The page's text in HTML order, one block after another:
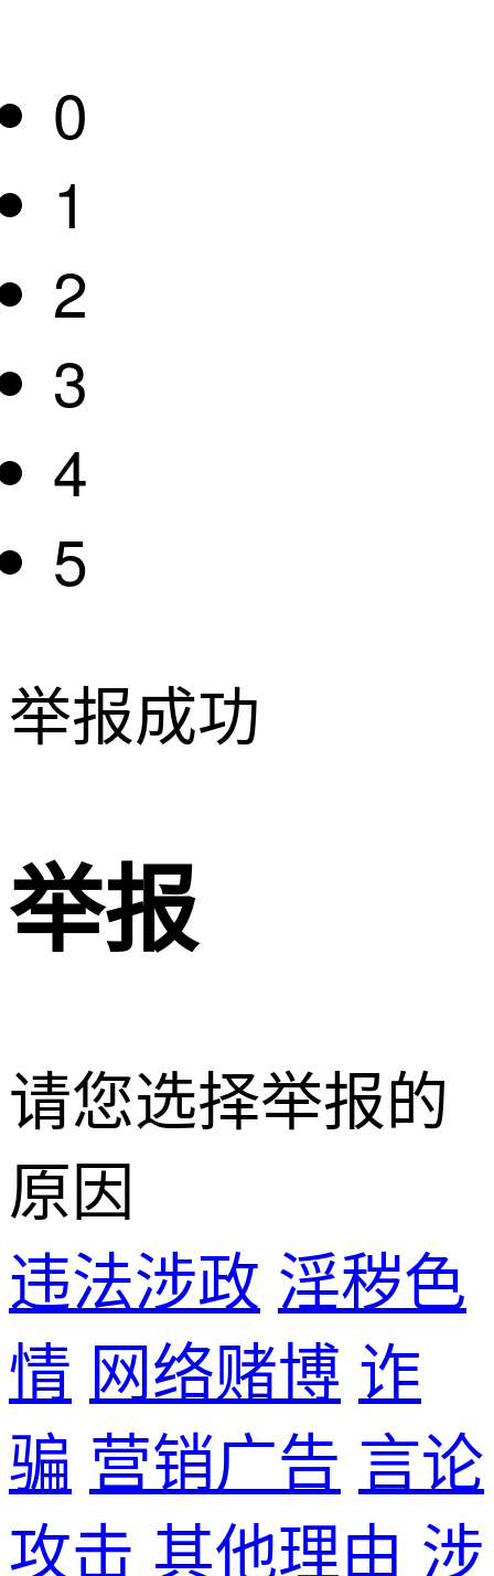
0
1
2
3
4
5
举报成功
举报
请您选择举报的
原因
违法涉政 淫秽色
情 网络赌博 诈
骗 营销广告 言论
攻击 其他理由 涉